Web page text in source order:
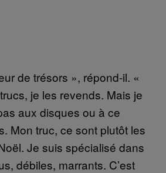
de trésors », répond-il. «
je les revends. Mais je
aux disques ou à ce
Mon truc, ce sont plutôt les
Je suis spécialisé dans
débiles, marrants. C’est